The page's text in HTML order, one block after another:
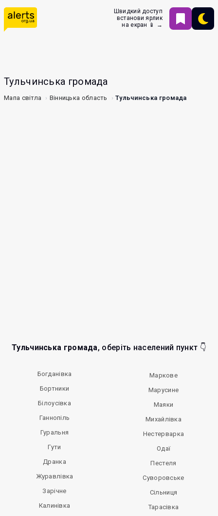
Швидкий доступ
встанови ярлик
на екран 📱 →
Тульчинська громада
Мапа світла Вінницька область Тульчинська громада
Тульчинська громада, оберіть населений пункт 👇
Богданівка
Бортники
Білоусівка
Ганнопіль
Гуральня
Гути
Дранка
Журавлівка
Зарічне
Калинівка
Маркове
Марусине
Маяки
Михайлівка
Нестерварка
Одаї
Пестеля
Суворовське
Сільниця
Тарасівка